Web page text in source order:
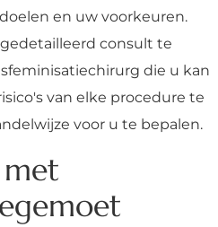
en uw voorkeuren.
consult te
die u kan
van elke procedure te
voor u te bepalen.